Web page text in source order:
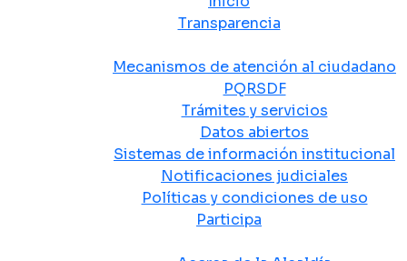
Transparencia
Mecanismos de atención al ciudadano
PQRSDF
Trámites y servicios
Datos abiertos
Sistemas de información institucional
Notificaciones judiciales
Políticas y condiciones de uso
Participa